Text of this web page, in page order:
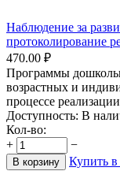
Наблюдение за
протоколирование
470.00 ₽
Программы
возрастных и
процессе
Доступность: В
Кол-во:
+
−
В корзину Купить